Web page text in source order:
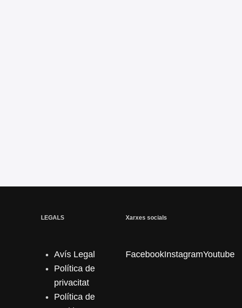
LEGALS
Avís Legal
Política de
privacitat
Política de
Xarxes socials
FacebookInstagramYoutube